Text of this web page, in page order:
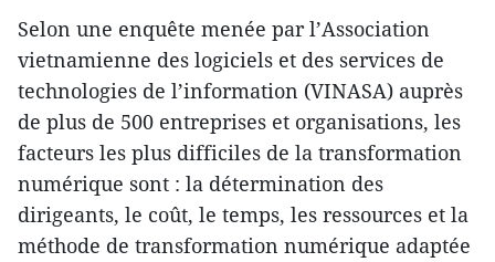
Selon une enquête menée par l’Association
vietnamienne des logiciels et des services de
technologies de l’information (VINASA) auprès
de plus de 500 entreprises et organisations, les
facteurs les plus difficiles de la transformation
numérique sont : la détermination des
dirigeants, le coût, le temps, les ressources et la
méthode de transformation numérique adaptée